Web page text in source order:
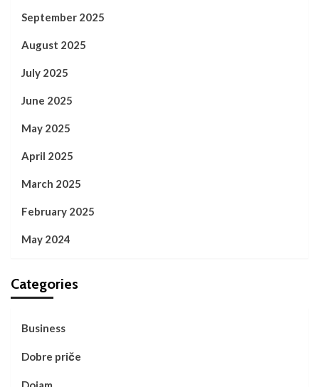
September 2025
August 2025
July 2025
June 2025
May 2025
April 2025
March 2025
February 2025
May 2024
Categories
Business
Dobre priče